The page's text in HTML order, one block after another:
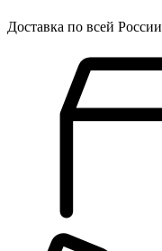
Доставка по всей России